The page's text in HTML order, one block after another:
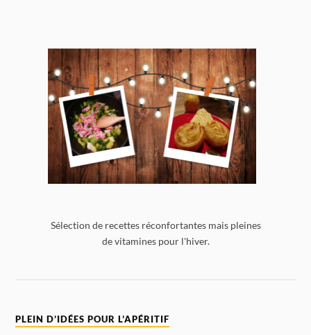
Sélection de recettes réconfortantes mais pleines
de vitamines pour l'hiver.
PLEIN D’IDÉES POUR L’APÉRITIF